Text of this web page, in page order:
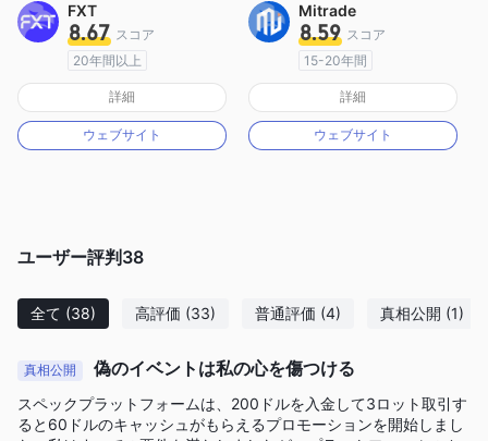
FXT
8.67 スコア
20年間以上
オーストラリア規制
マーケットメイキングライセンス（MM）
MT4フルライセンス
詳細
ウェブサイト
Mitrade
8.59 スコア
15-20年間
オーストラリア規制
マーケットメイキングライセンス（MM）
自社開発
詳細
ウェブサイト
ユーザー評判 38
全て (38) 高評価 (33) 普通評価 (4) 真相公開 (1)
真相公開 偽のイベントは私の心を傷つける
スペックプラットフォームは、200ドルを入金して3ロット取引す
ると60ドルのキャッシュがもらえるプロモーションを開始しまし